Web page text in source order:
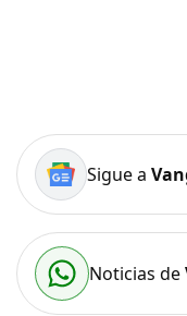
Sigue a
Noticias de